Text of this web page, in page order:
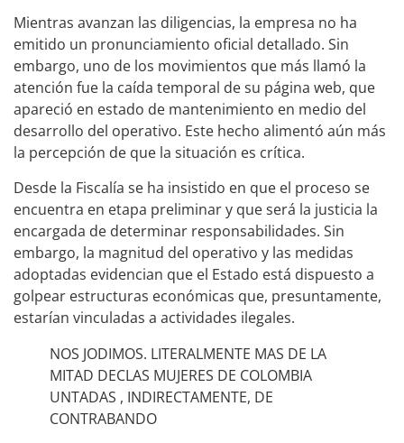
Mientras avanzan las diligencias, la empresa no ha
emitido un pronunciamiento oficial detallado. Sin
embargo, uno de los movimientos que más llamó la
atención fue la caída temporal de su página web, que
apareció en estado de mantenimiento en medio del
desarrollo del operativo. Este hecho alimentó aún más
la percepción de que la situación es crítica.
Desde la Fiscalía se ha insistido en que el proceso se
encuentra en etapa preliminar y que será la justicia la
encargada de determinar responsabilidades. Sin
embargo, la magnitud del operativo y las medidas
adoptadas evidencian que el Estado está dispuesto a
golpear estructuras económicas que, presuntamente,
estarían vinculadas a actividades ilegales.
NOS JODIMOS. LITERALMENTE MAS DE LA
MITAD DECLAS MUJERES DE COLOMBIA
UNTADAS , INDIRECTAMENTE, DE
CONTRABANDO